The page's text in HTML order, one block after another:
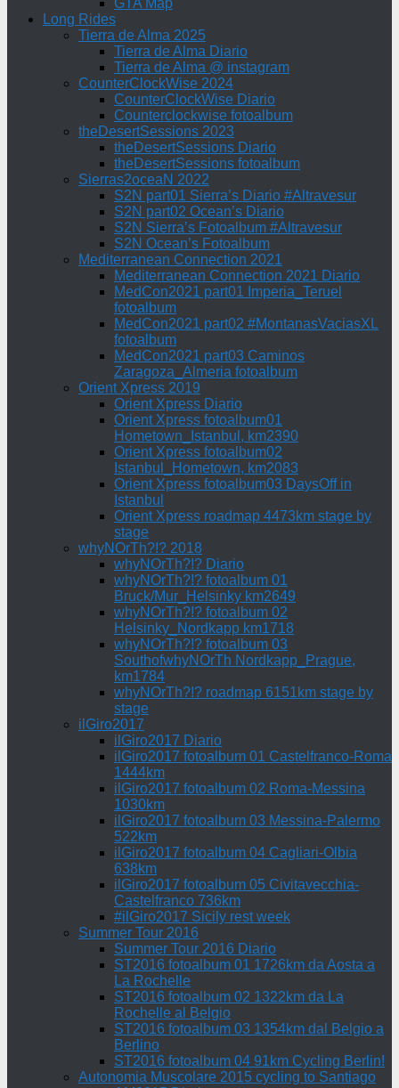
GTA Map
Long Rides
Tierra de Alma 2025
Tierra de Alma Diario
Tierra de Alma @ instagram
CounterClockWise 2024
CounterClockWise Diario
Counterclockwise fotoalbum
theDesertSessions 2023
theDesertSessions Diario
theDesertSessions fotoalbum
Sierras2oceaN 2022
S2N part01 Sierra’s Diario #Altravesur
S2N part02 Ocean’s Diario
S2N Sierra’s Fotoalbum #Altravesur
S2N Ocean’s Fotoalbum
Mediterranean Connection 2021
Mediterranean Connection 2021 Diario
MedCon2021 part01 Imperia_Teruel
fotoalbum
MedCon2021 part02 #MontanasVaciasXL
fotoalbum
MedCon2021 part03 Caminos
Zaragoza_Almeria fotoalbum
Orient Xpress 2019
Orient Xpress Diario
Orient Xpress fotoalbum01
Hometown_Istanbul, km2390
Orient Xpress fotoalbum02
Istanbul_Hometown, km2083
Orient Xpress fotoalbum03 DaysOff in
Istanbul
Orient Xpress roadmap 4473km stage by
stage
whyNOrTh?!? 2018
whyNOrTh?!? Diario
whyNOrTh?!? fotoalbum 01
Bruck/Mur_Helsinky km2649
whyNOrTh?!? fotoalbum 02
Helsinky_Nordkapp km1718
whyNOrTh?!? fotoalbum 03
SouthofwhyNOrTh Nordkapp_Prague,
km1784
whyNOrTh?!? roadmap 6151km stage by
stage
ilGiro2017
ilGiro2017 Diario
ilGiro2017 fotoalbum 01 Castelfranco-Roma
1444km
ilGiro2017 fotoalbum 02 Roma-Messina
1030km
ilGiro2017 fotoalbum 03 Messina-Palermo
522km
ilGiro2017 fotoalbum 04 Cagliari-Olbia
638km
ilGiro2017 fotoalbum 05 Civitavecchia-
Castelfranco 736km
#ilGiro2017 Sicily rest week
Summer Tour 2016
Summer Tour 2016 Diario
ST2016 fotoalbum 01 1726km da Aosta a
La Rochelle
ST2016 fotoalbum 02 1322km da La
Rochelle al Belgio
ST2016 fotoalbum 03 1354km dal Belgio a
Berlino
ST2016 fotoalbum 04 91km Cycling Berlin!
Autonomia Muscolare 2015 cycling to Santiago